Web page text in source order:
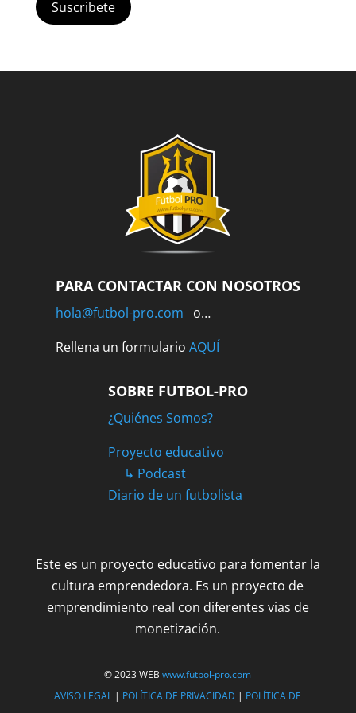
Suscribete
PARA CONTACTAR CON NOSOTROS
hola@futbol-pro.com o…
Rellena un formulario AQUÍ
SOBRE FUTBOL-PRO
¿Quiénes Somos?
Proyecto educativo
↳ Podcast
Diario de un futbolista
Este es un proyecto educativo para fomentar la
cultura emprendedora. Es un proyecto de
emprendimiento real con diferentes vias de
monetización.
© 2023 WEBwww.futbol-pro.com
AVISO LEGAL | POLÍTICA DE PRIVACIDAD | POLÍTICA DE